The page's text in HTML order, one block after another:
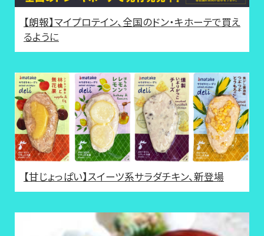
【朗報】マイプロテイン、全国のドン・キホーテで買え
るように
【甘じょっぱい】スイーツ系サラダチキン、新登場